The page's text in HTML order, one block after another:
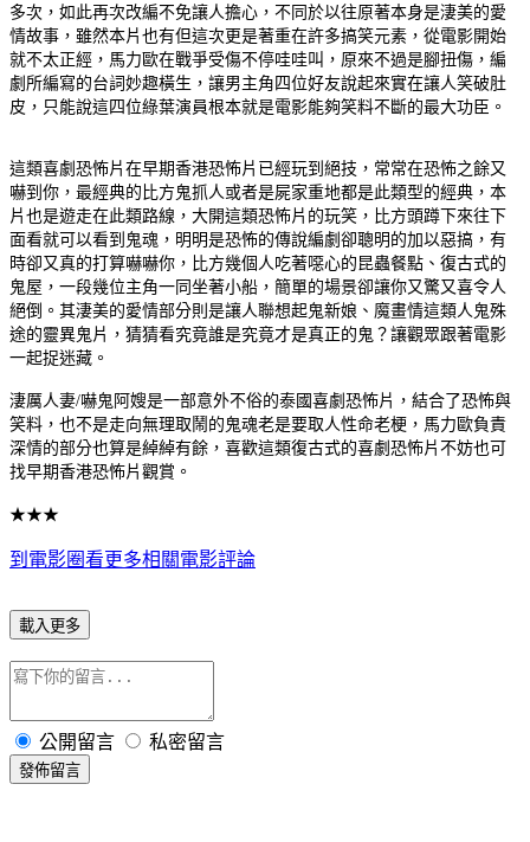
多次，如此再次改編不免讓人擔心，不同於以往原著本身是淒美的愛
情故事，雖然本片也有但這次更是著重在許多搞笑元素，從電影開始
就不太正經，馬力歐在戰爭受傷不停哇哇叫，原來不過是腳扭傷，編
劇所編寫的台詞妙趣橫生，讓男主角四位好友說起來實在讓人笑破肚
皮，只能說這四位綠葉演員根本就是電影能夠笑料不斷的最大功臣。
這類喜劇恐怖片在早期香港恐怖片已經玩到絕技，常常在恐怖之餘又
嚇到你，最經典的比方鬼抓人或者是屍家重地都是此類型的經典，本
片也是遊走在此類路線，大開這類恐怖片的玩笑，比方頭蹲下來往下
面看就可以看到鬼魂，明明是恐怖的傳說編劇卻聰明的加以惡搞，有
時卻又真的打算嚇嚇你，比方幾個人吃著噁心的昆蟲餐點、復古式的
鬼屋，一段幾位主角一同坐著小船，簡單的場景卻讓你又驚又喜令人
絕倒。其淒美的愛情部分則是讓人聯想起鬼新娘、魔畫情這類人鬼殊
途的靈異鬼片，猜猜看究竟誰是究竟才是真正的鬼？讓觀眾跟著電影
一起捉迷藏。
淒厲人妻/嚇鬼阿嫂是一部意外不俗的泰國喜劇恐怖片，結合了恐怖與
笑料，也不是走向無理取鬧的鬼魂老是要取人性命老梗，馬力歐負責
深情的部分也算是綽綽有餘，喜歡這類復古式的喜劇恐怖片不妨也可
找早期香港恐怖片觀賞。
★★★
到電影圈看更多相關電影評論
載入更多
公開留言 私密留言
發佈留言